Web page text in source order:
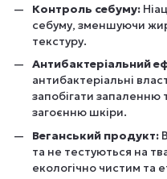
Контроль себуму:
себуму, зменшуючи
текстуру.
Антибактеріальний
антибактеріальні
запобігати
загоєнню шкіри.
Веганський продукт:
та не тестуються на
екологічно чистим та